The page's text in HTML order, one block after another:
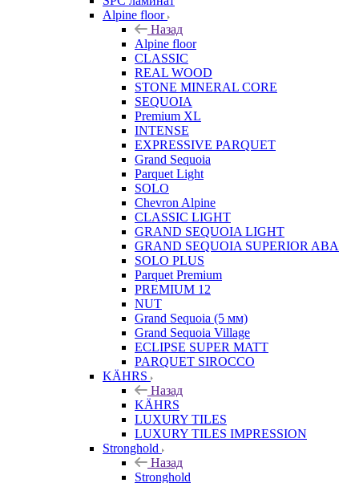
Alpine floor
Назад
Alpine floor
CLASSIC
REAL WOOD
STONE MINERAL CORE
SEQUOIA
Premium XL
INTENSE
EXPRESSIVE PARQUET
Grand Sequoia
Parquet Light
SOLO
Chevron Alpine
CLASSIC LIGHT
GRAND SEQUOIA LIGHT
GRAND SEQUOIA SUPERIOR ABA
SOLO PLUS
Parquet Premium
PREMIUM 12
NUT
Grand Sequoia (5 мм)
Grand Sequoia Village
ECLIPSE SUPER MATT
PARQUET SIROCCO
KÄHRS
Назад
KÄHRS
LUXURY TILES
LUXURY TILES IMPRESSION
Stronghold
Назад
Stronghold